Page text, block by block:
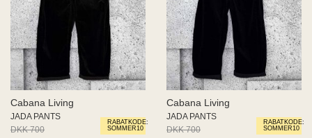
RABATKODE:
SOMMER10
Cabana Living
JADA PANTS
DKK 700
DKK 525
RABATKODE:
SOMMER10
Cabana Living
JADA PANTS
DKK 700
DKK 525